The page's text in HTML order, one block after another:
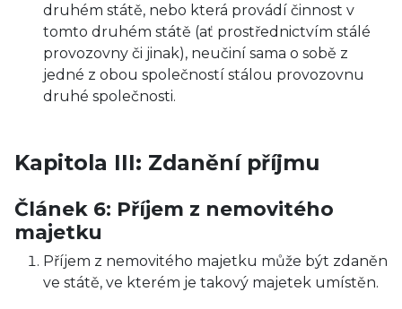
druhém státě, nebo která provádí činnost v
tomto druhém státě (ať prostřednictvím stálé
provozovny či jinak), neučiní sama o sobě z
jedné z obou společností stálou provozovnu
druhé společnosti.
Kapitola III: Zdanění příjmu
Článek 6: Příjem z nemovitého
majetku
Příjem z nemovitého majetku může být zdaněn
ve státě, ve kterém je takový majetek umístěn.